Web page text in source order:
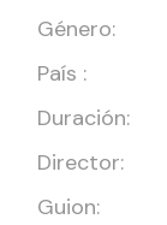
Género:
País :
Duración:
Director:
Guion: